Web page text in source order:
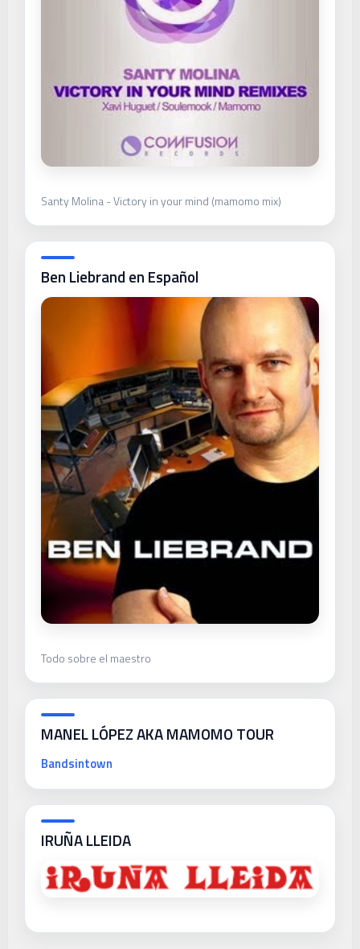
Santy Molina - Victory in your mind (mamomo mix)
Ben Liebrand en Español
Todo sobre el maestro
MANEL LÓPEZ AKA MAMOMO TOUR
Bandsintown
IRUÑA LLEIDA